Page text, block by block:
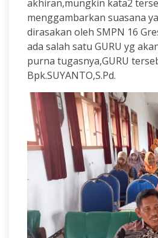
akhiran,mungkin kata2
menggambarkan suasana
dirasakan oleh SMPN 16
ada salah satu GURU yg
purna tugasnya,GURU
Bpk.SUYANTO,S.Pd.